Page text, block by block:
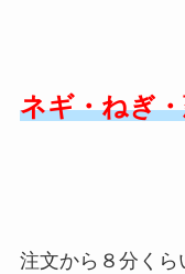
ネギ・ねぎ
注文から８分くら